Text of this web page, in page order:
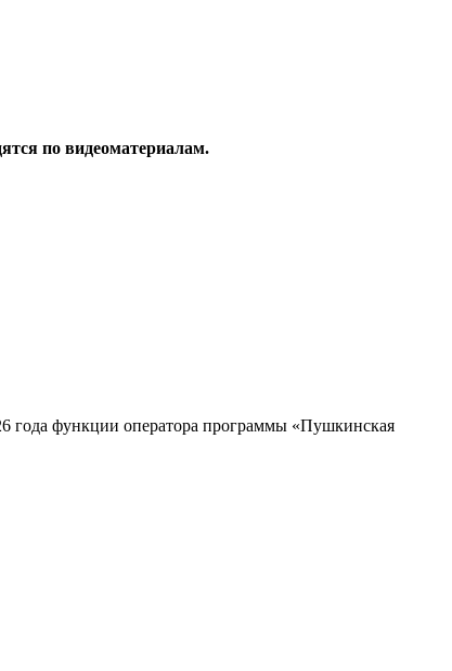
по видеоматериалам.
года функции оператора программы «Пушкинская